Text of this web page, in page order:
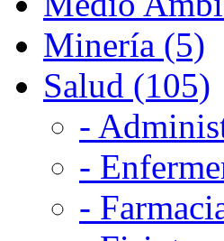
Minería (5)
Salud (105)
-
-
-